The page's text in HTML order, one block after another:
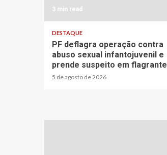
3 min read
DESTAQUE
PF deflagra operação contra
abuso sexual infantojuvenil e
prende suspeito em flagrante
5 de agosto de 2026